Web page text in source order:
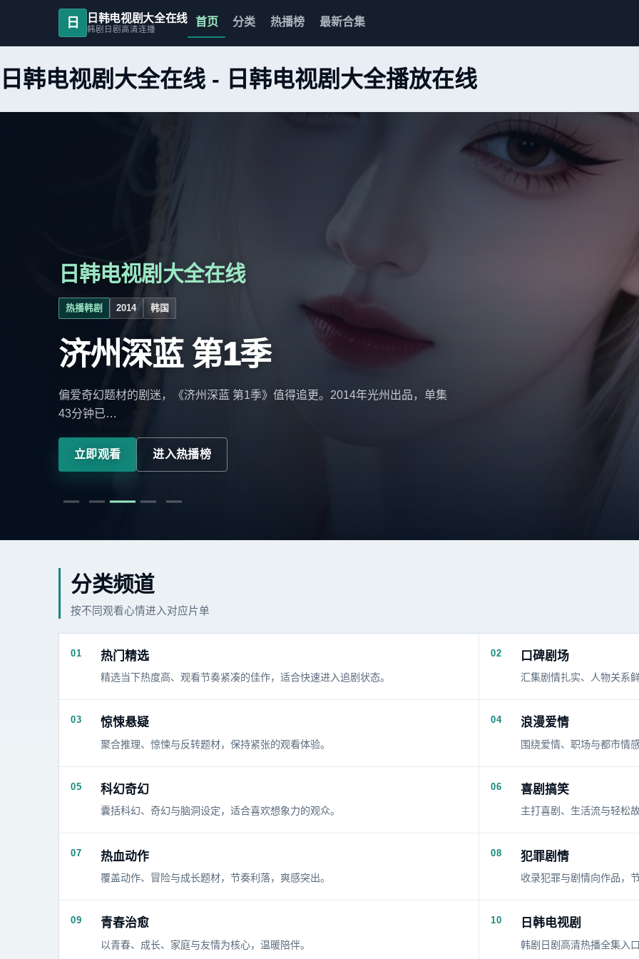
日 日韩电视剧大全在线
韩剧日剧高清连播
首页 分类 热播榜 最新合集
日韩电视剧大全在线- 日韩电视剧大全播放在线
日韩电视剧大全在线
热播韩剧 2014 韩国
济州深蓝 第1季
偏爱奇幻题材的剧迷，《济州深蓝 第1季》值得追更。2014年光州出品，单集
43分钟已…
立即观看 进入热播榜
分类频道
按不同观看心情进入对应片单
01 热门精选
精选当下热度高、观看节奏紧凑的佳作，适合快速进入追剧状态。
02 口碑剧场
汇集剧情扎实、人物关系
03 惊悚悬疑
聚合推理、惊悚与反转题材，保持紧张的观看体验。
04 浪漫爱情
围绕爱情、职场与都市情
05 科幻奇幻
囊括科幻、奇幻与脑洞设定，适合喜欢想象力的观众。
06 喜剧搞笑
主打喜剧、生活流与轻松
07 热血动作
覆盖动作、冒险与成长题材，节奏利落，爽感突出。
08 犯罪剧情
收录犯罪与剧情向作品，
09 青春治愈
以青春、成长、家庭与友情为核心，温暖陪伴。
10 日韩电视剧
韩剧日剧高清热播全集入